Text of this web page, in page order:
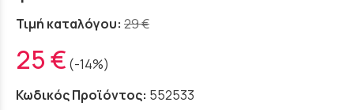
Τιμή καταλόγου: 29 €
25 € (-14%)
Κωδικός Προϊόντος: 552533